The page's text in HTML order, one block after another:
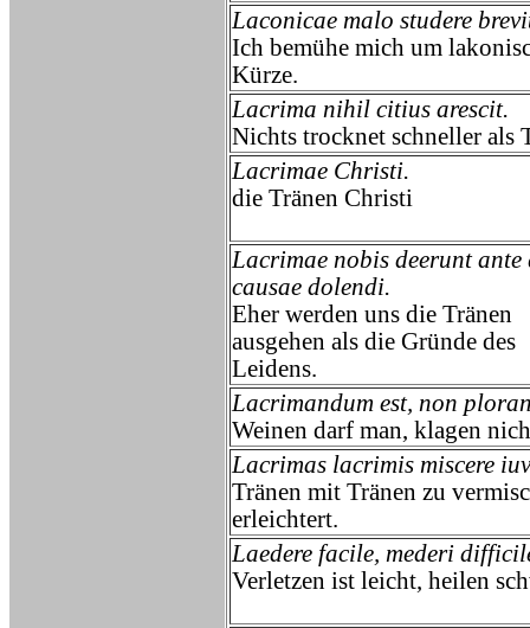
Laconicae malo studere
Ich bemühe mich um
Kürze.
Lacrima nihil citius arescit.
Nichts trocknet schneller als
Lacrimae Christi.
die Tränen Christi
Lacrimae nobis deerunt ante
causae dolendi.
Eher werden uns die Tränen
ausgehen als die Gründe des
Leidens.
Lacrimandum est, non
Weinen darf man, klagen
Lacrimas lacrimis miscere
Tränen mit Tränen zu
erleichtert.
Laedere facile, mederi
Verletzen ist leicht, heilen